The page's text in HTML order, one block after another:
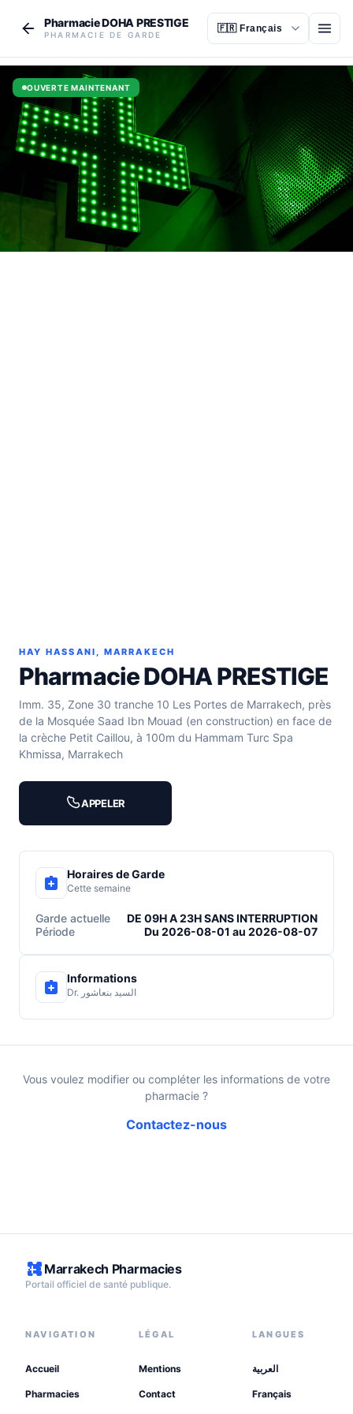
Pharmacie DOHA PRESTIGE
PHARMACIE DE GARDE
OUVERTE MAINTENANT
HAY HASSANI, MARRAKECH
Pharmacie DOHA PRESTIGE
Imm. 35, Zone 30 tranche 10 Les Portes de Marrakech, près
de la Mosquée Saad Ibn Mouad (en construction) en face de
la crèche Petit Caillou, à 100m du Hammam Turc Spa
Khmissa, Marrakech
APPELER
Horaires de Garde
Cette semaine
Garde actuelle
DE 09H A 23H SANS INTERRUPTION
Période
Du 2026-08-01 au 2026-08-07
Informations
Dr. السيد بنعاشور
Vous voulez modifier ou compléter les informations de votre
pharmacie ?
Contactez-nous
Marrakech Pharmacies
Portail officiel de santé publique.
NAVIGATION
Accueil
Pharmacies
LÉGAL
Mentions
Contact
LANGUES
العربية
Français